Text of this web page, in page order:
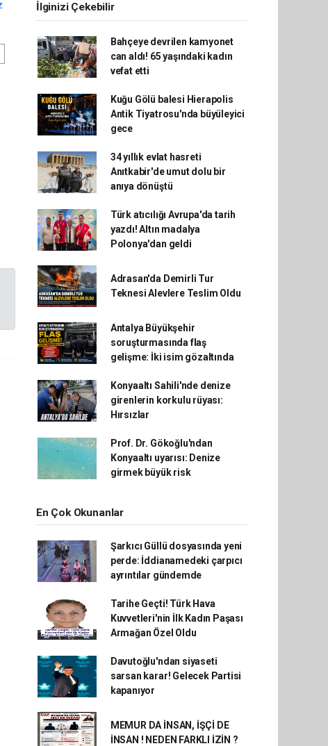
İlginizi Çekebilir
Bahçeye devrilen kamyonet
can aldı! 65 yaşındaki kadın
vefat etti
Kuğu Gölü balesi Hierapolis
Antik Tiyatrosu'nda büyüleyici
gece
34 yıllık evlat hasreti
Anıtkabir'de umut dolu bir
anıya dönüştü
Türk atıcılığı Avrupa'da tarih
yazdı! Altın madalya
Polonya'dan geldi
Adrasan'da Demirli Tur
Teknesi Alevlere Teslim Oldu
Antalya Büyükşehir
soruşturmasında flaş
gelişme: İki isim gözaltında
Konyaaltı Sahili'nde denize
girenlerin korkulu rüyası:
Hırsızlar
Prof. Dr. Gökoğlu'ndan
Konyaaltı uyarısı: Denize
girmek büyük risk
En Çok Okunanlar
Şarkıcı Güllü dosyasında yeni
perde: İddianamedeki çarpıcı
ayrıntılar gündemde
Tarihe Geçti! Türk Hava
Kuvvetleri'nin İlk Kadın Paşası
Armağan Özel Oldu
Davutoğlu'ndan siyaseti
sarsan karar! Gelecek Partisi
kapanıyor
MEMUR DA İNSAN, İŞÇİ DE
İNSAN ! NEDEN FARKLI İZİN ?